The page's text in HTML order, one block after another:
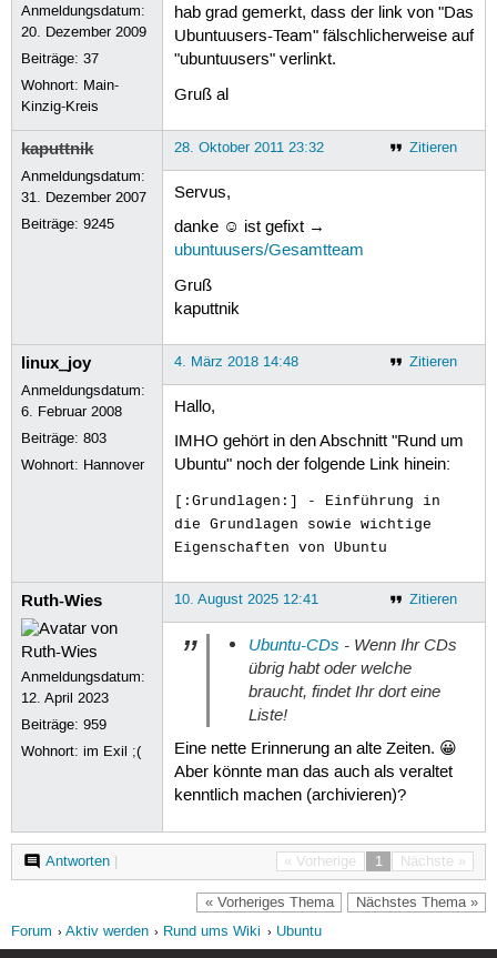
Anmeldungsdatum:
20. Dezember 2009
Beiträge:37
Wohnort: Main-
Kinzig-Kreis
hab grad gemerkt, dass der link von "Das
Ubuntuusers-Team" fälschlicherweise auf
"ubuntuusers" verlinkt.
Gruß al
kaputtnik
Anmeldungsdatum:
31. Dezember 2007
Beiträge:9245
Zitieren
28. Oktober 2011 23:32
Servus,
danke ☺ ist gefixt →
ubuntuusers/Gesamtteam
Gruß
kaputtnik
linux_joy
Anmeldungsdatum:
6. Februar 2008
Beiträge:803
Wohnort: Hannover
Zitieren
4. März 2018 14:48
Hallo,
IMHO gehört in den Abschnitt "Rund um
Ubuntu" noch der folgende Link hinein:
[:Grundlagen:] - Einführung in
die Grundlagen sowie wichtige
Eigenschaften von Ubuntu
Ruth-Wies
Anmeldungsdatum:
12. April 2023
Beiträge:959
Wohnort: im Exil ;(
Zitieren
10. August 2025 12:41
Ubuntu-CDs - Wenn Ihr CDs
übrig habt oder welche
braucht, findet Ihr dort eine
Liste!
Eine nette Erinnerung an alte Zeiten. 😀
Aber könnte man das auch als veraltet
kenntlich machen (archivieren)?
« Vorherige 1 Nächste »
Antworten|
« Vorheriges Thema Nächstes Thema »
Forum Aktiv werden Rund ums Wiki Ubuntu